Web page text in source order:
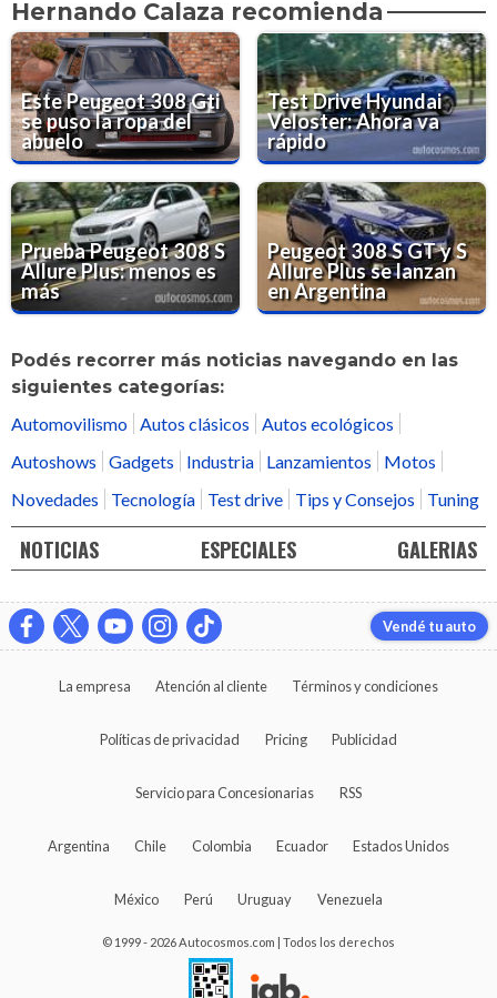
Hernando Calaza recomienda
Este Peugeot 308 Gti
se puso la ropa del
abuelo
Test Drive Hyundai
Veloster: Ahora va
rápido
Prueba Peugeot 308 S
Allure Plus: menos es
más
Peugeot 308 S GT y S
Allure Plus se lanzan
en Argentina
Podés recorrer más noticias navegando en las
siguientes categorías:
Automovilismo Autos clásicos
Autos ecológicos
Autoshows
Gadgets Industria Lanzamientos
Motos
Novedades
Tecnología Test drive Tips y Consejos Tuning
NOTICIAS ESPECIALES GALERIAS
Vendé tu auto
La empresa Atención al cliente Términos y condiciones
Políticas de privacidad Pricing Publicidad
Servicio para Concesionarias RSS
Argentina Chile Colombia Ecuador Estados Unidos
México Perú Uruguay Venezuela
© 1999 - 2026 Autocosmos.com | Todos los derechos